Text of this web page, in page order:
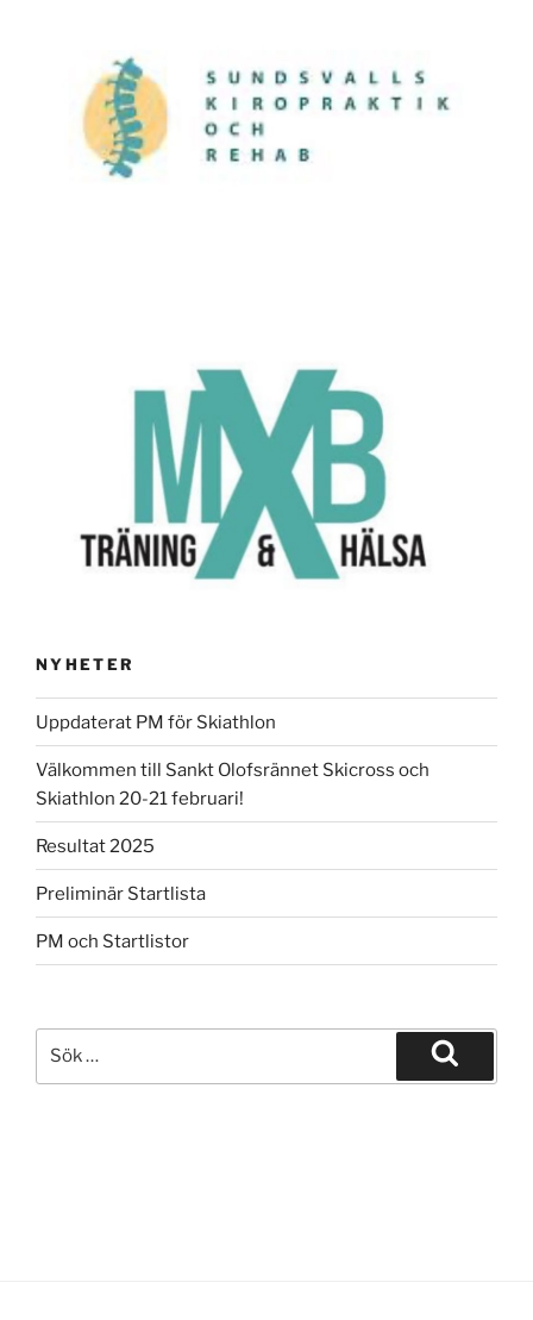
NYHETER
Uppdaterat PM för Skiathlon
Välkommen till Sankt Olofsrännet Skicross och
Skiathlon 20-21 februari!
Resultat 2025
Preliminär Startlista
PM och Startlistor
efter:
Sök